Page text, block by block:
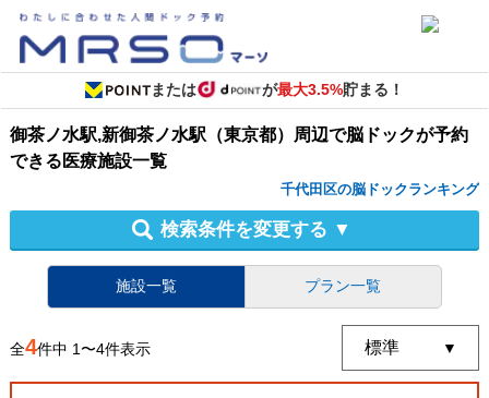
または が最大3.5%貯まる！
御茶ノ水駅,新御茶ノ水駅（東京都）周辺で脳ドックが予約
できる医療施設一覧
千代田区の脳ドックランキング
検索条件を変更する ▼
施設一覧 プラン一覧
全4件中 1〜4件表示